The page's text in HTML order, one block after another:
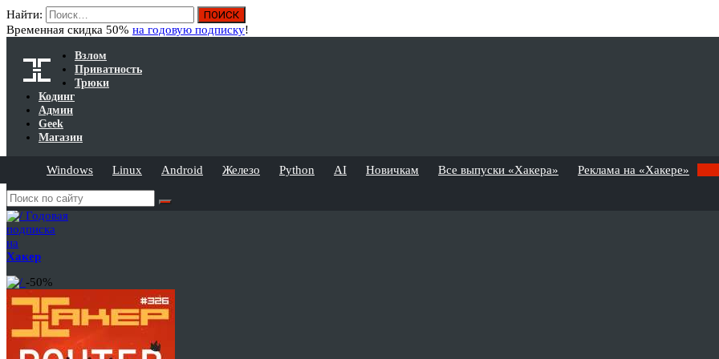
Найти:
Временная скидка 50% на годовую подписку!
Взлом
Приватность
Трюки
Кодинг
Админ
Geek
Магазин
Windows Linux Android Железо Python AI Новичкам Все выпуски «Хакера» Реклама на «Хакере»
Годовая
подписка
на
Хакер
-50%